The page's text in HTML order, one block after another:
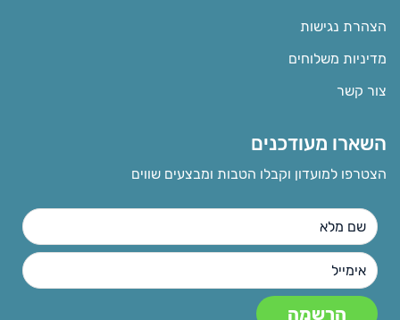
הצהרת נגישות
מדיניות משלוחים
צור קשר
השארו מעודכנים
הצטרפו למועדון וקבלו הטבות ומבצעים שווים